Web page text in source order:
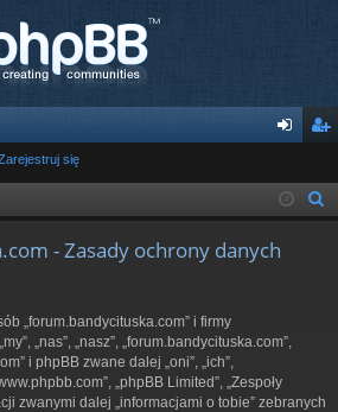
og ej
się
- Zasady ochrony danych
„forum.bandycituska.com” i firmy
„nas”, „nasz”, „forum.bandycituska.com”,
i phpBB zwane dalej „oni”, „ich”,
„phpBB Limited”, „Zespoły
zwanymi dalej „informacjami o tobie” zebranych